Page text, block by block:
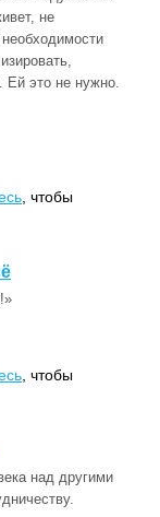
не
Ей это не нужно.
, чтобы
, чтобы
над другими